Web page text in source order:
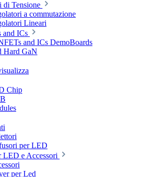
di Tensione
a commutazione
Lineari
and ICs
and ICs DemoBoards
Hard GaN
Chip
per LED
LED e Accessori
per Led